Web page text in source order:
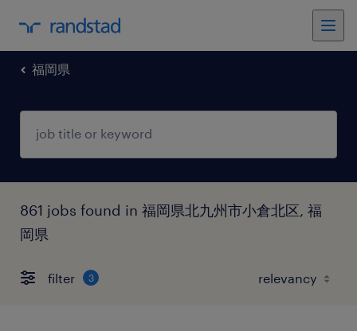
福岡県
861 jobs found in 福岡県北九州市小倉北区, 福
岡県
filter 3